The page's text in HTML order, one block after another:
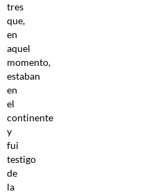
tres
que,
en
aquel
momento,
estaban
en
el
continente
y
fui
testigo
de
la